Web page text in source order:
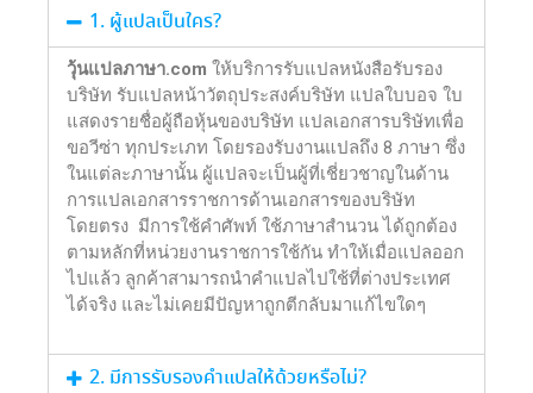
1. ผู้แปลเป็นใคร?
วุ้นแปลภาษา.com ให้บริการรับแปลหนังสือรับรอง
บริษัท รับแปลหน้าวัตถุประสงค์บริษัท แปลใบบอจ ใบ
แสดงรายชื่อผู้ถือหุ้นของบริษัท แปลเอกสารบริษัทเพื่อ
ขอวีซ่า ทุกประเภท โดยรองรับงานแปลถึง 8 ภาษา ซึ่ง
ในแต่ละภาษานั้น ผู้แปลจะเป็นผู้ที่เชี่ยวชาญในด้าน
การแปลเอกสารราชการด้านเอกสารของบริษัท
โดยตรง มีการใช้คำศัพท์ ใช้ภาษาสำนวน ได้ถูกต้อง
ตามหลักที่หน่วยงานราชการใช้กัน ทำให้เมื่อแปลออก
ไปแล้ว ลูกค้าสามารถนำคำแปลไปใช้ที่ต่างประเทศ
ได้จริง และไม่เคยมีปัญหาถูกตีกลับมาแก้ไขใดๆ
2. มีการรับรองคำแปลให้ด้วยหรือไม่?